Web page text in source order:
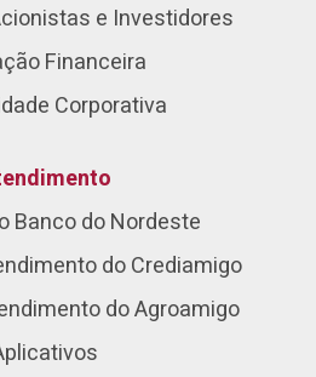
e Investidores
Financeira
Corporativa
Banco do Nordeste
do Crediamigo
do Agroamigo